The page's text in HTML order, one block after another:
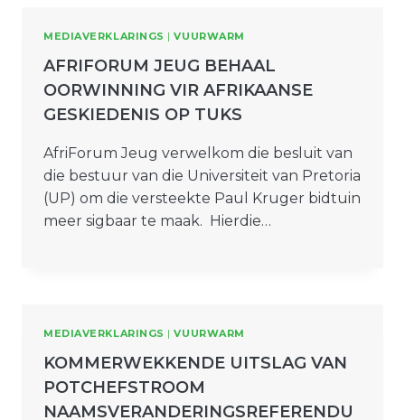
MEDIAVERKLARINGS |VUURWARM
AFRIFORUM JEUG BEHAAL
OORWINNING VIR AFRIKAANSE
GESKIEDENIS OP TUKS
AfriForum Jeug verwelkom die besluit van
die bestuur van die Universiteit van Pretoria
(UP) om die versteekte Paul Kruger bidtuin
meer sigbaar te maak. Hierdie…
MEDIAVERKLARINGS |VUURWARM
KOMMERWEKKENDE UITSLAG VAN
POTCHEFSTROOM
NAAMSVERANDERINGSREFERENDU